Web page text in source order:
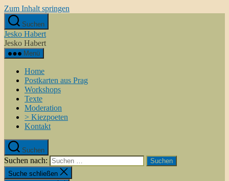
Zum Inhalt springen
Suchen
Jesko Habert
Jesko Habert
Menü
Home
Postkarten aus Prag
Workshops
Texte
Moderation
> Kiezpoeten
Kontakt
Suchen
Suchen nach:
Suche schließen